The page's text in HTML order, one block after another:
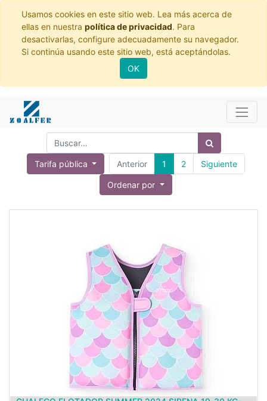
Usamos cookies en este sitio web. Lea más acerca de
ellas en nuestra política de privacidad. Para
desactivarlas, configure adecuadamente su navegador.
Si continúa usando este sitio web, está aceptándolas.
OK
Tarifa pública Anterior 1 2 Siguiente
Ordenar por